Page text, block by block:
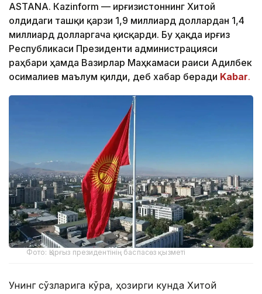
ASTANА. Кazinform — Қирғизистоннинг Хитой
олдидаги ташқи қарзи 1,9 миллиард доллардан 1,4
миллиард долларгача қисқарди. Бу ҳақда Қирғиз
Республикаси Президенти администрацияси
раҳбари ҳамда Вазирлар Маҳкамаси раиси Адилбек
Қосималиев маълум қилди, деб хабар беради Kabar.
Фото: Қырғыз президентінің баспасөз қызметі
Унинг сўзларига кўра, ҳозирги кунда Хитой